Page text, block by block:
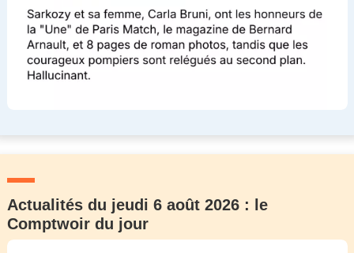
Actualités du jeudi 6 août 2026 : le
Comptwoir du jour